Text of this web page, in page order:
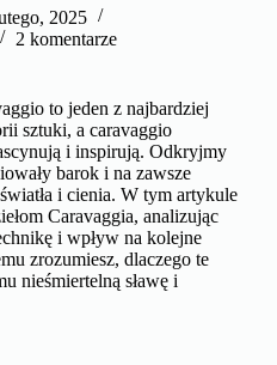
2025
2 komentarze
to jeden z najbardziej
sztuki, a caravaggio
i inspirują. Odkryjmy
barok i na zawsze
i cienia. W tym artykule
Caravaggia, analizując
i wpływ na kolejne
zrozumiesz, dlaczego te
nieśmiertelną sławę i